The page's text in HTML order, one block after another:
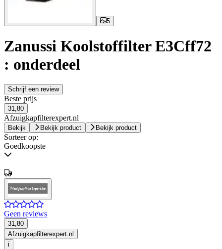
5
Zanussi Koolstoffilter E3Cff72
: onderdeel
Schrijf een review
Beste prijs
31,80
Afzuigkapfilterexpert.nl
Bekijk Bekijk product Bekijk product
Sorteer op:
Goedkoopste
Geen reviews
31,80
Afzuigkapfilterexpert.nl
i